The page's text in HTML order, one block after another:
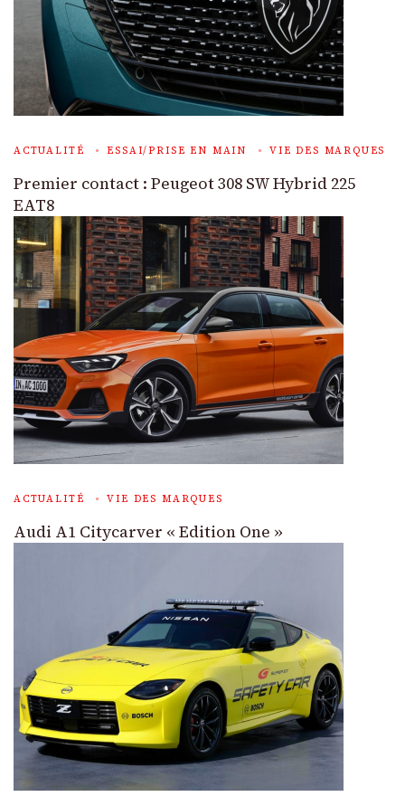
ACTUALITÉ ESSAI/PRISE EN MAIN VIE DES MARQUES
Premier contact : Peugeot 308 SW Hybrid 225
EAT8
ACTUALITÉ VIE DES MARQUES
Audi A1 Citycarver « Edition One »